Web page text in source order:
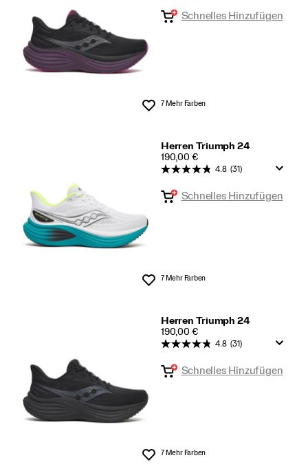
Wunschliste
Schnelles Hinzufügen
7 Mehr Farben
Herren Triumph 24
PRICE
190,00 €
Wunschliste
4.8 (31)
Schnelles Hinzufügen
7 Mehr Farben
Herren Triumph 24
PRICE
190,00 €
Wunschliste
4.8 (31)
Schnelles Hinzufügen
7 Mehr Farben